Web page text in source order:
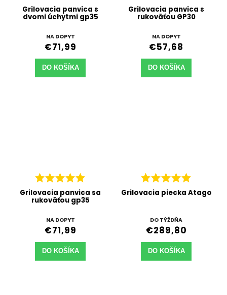
Grilovacia panvica s
dvomi úchytmi gp35
NA DOPYT
€71,99
DO KOŠÍKA
Grilovacia panvica s
rukoväťou GP30
NA DOPYT
€57,68
DO KOŠÍKA
Grilovacia panvica sa
rukoväťou gp35
NA DOPYT
€71,99
DO KOŠÍKA
Grilovacia piecka Atago
DO TÝŽDŇA
€289,80
DO KOŠÍKA